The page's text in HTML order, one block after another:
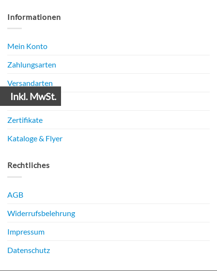
Inkl. MwSt.
Informationen
Mein Konto
Zahlungsarten
Versandarten
Service
Zertifikate
Kataloge & Flyer
Rechtliches
AGB
Widerrufsbelehrung
Impressum
Datenschutz